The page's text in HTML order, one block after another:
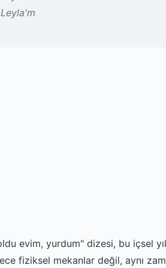
evim, yurdum" dizesi, bu içsel
fiziksel mekanlar değil, aynı